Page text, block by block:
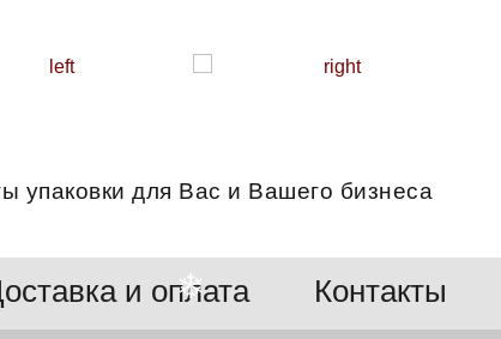
упаковки для Вас и Вашего бизнеса
и оплата Контакты